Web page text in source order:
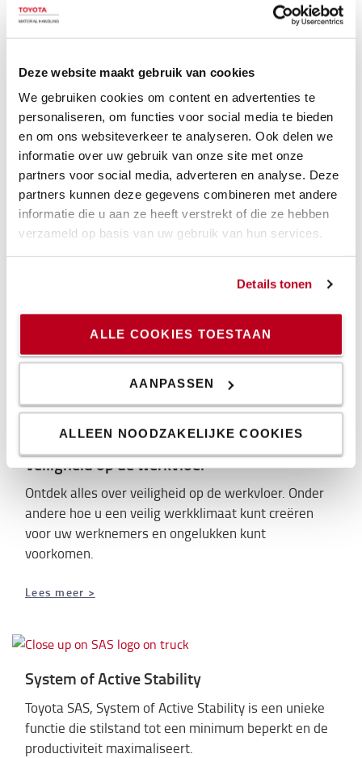
Deze website maakt gebruik van cookies
We gebruiken cookies om content en advertenties te
personaliseren, om functies voor social media te bieden
en om ons websiteverkeer te analyseren. Ook delen we
informatie over uw gebruik van onze site met onze
partners voor social media, adverteren en analyse. Deze
partners kunnen deze gegevens combineren met andere
informatie die u aan ze heeft verstrekt of die ze hebben
verzameld op basis van uw gebruik van hun services.
Details tonen
ALLE COOKIES TOESTAAN
AANPASSEN
ALLEEN NOODZAKELIJKE COOKIES
WHATSAPP ONS
Ook interessant
Servicemelding via I_Site app
Via de Toyota I_Site app kunt u voortaan nog sneller
en eenvoudiger een servicemelding versturen.
Efficiënter melden van een storing.
Voeg een foto of bericht toe aan de melding.
Veiligheid op de werkvloer
Ontdek alles over veiligheid op de werkvloer. Onder
andere hoe u een veilig werkklimaat kunt creëren
voor uw werknemers en ongelukken kunt
voorkomen.
Lees meer >
System of Active Stability
Toyota SAS, System of Active Stability is een unieke
functie die stilstand tot een minimum beperkt en de
productiviteit maximaliseert.